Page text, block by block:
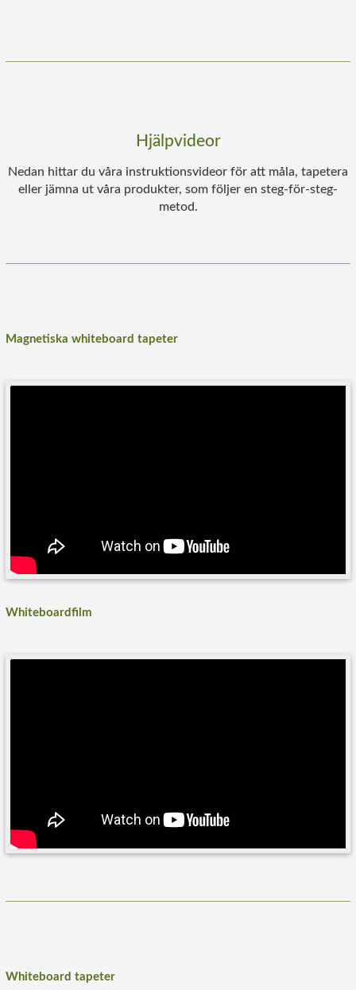
Hjälpvideor
Nedan hittar du våra instruktionsvideor för att måla, tapetera
eller jämna ut våra produkter, som följer en steg-för-steg-
metod.
Magnetiska whiteboard tapeter
Whiteboardfilm
Whiteboard tapeter